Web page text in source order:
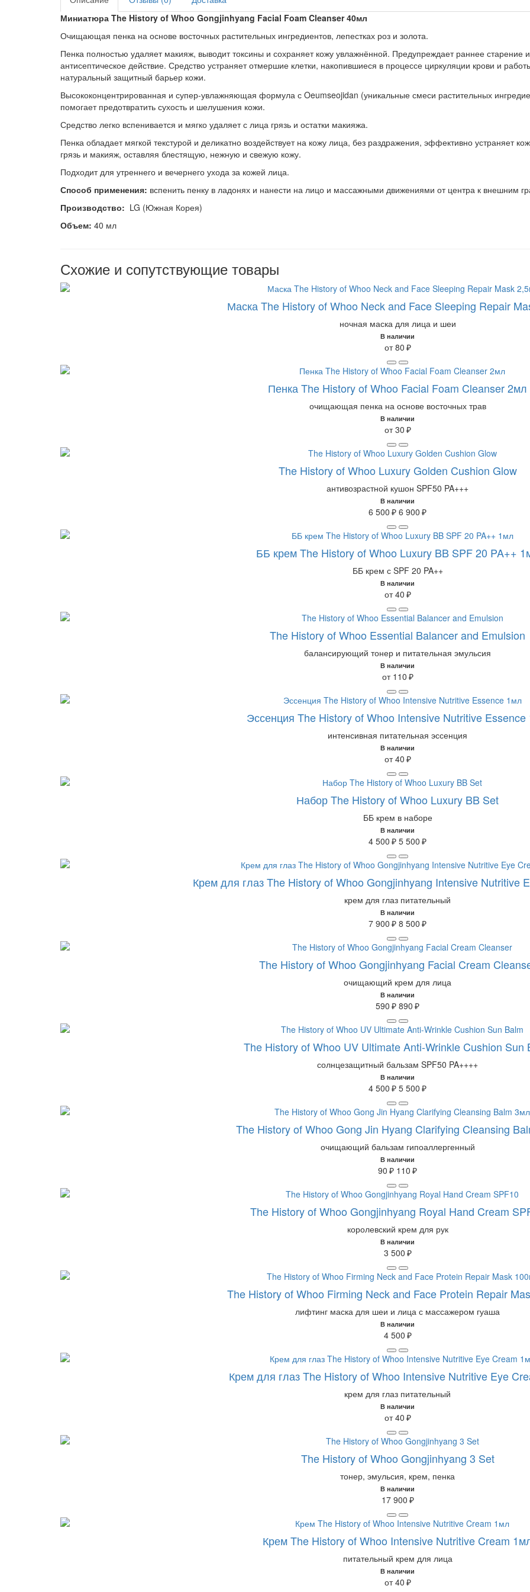
Миниатюра The History of Whoo Gongjinhyang Facial Foam Cleanser 40мл
Очищающая пенка на основе восточных растительных ингредиентов, лепестках роз и золота.
Пенка полностью удаляет макияж, выводит токсины и сохраняет кожу увлажнённой. Предупреждает раннее старение
антисептическое действие. Средство устраняет отмершие клетки, накопившиеся в процессе циркуляции крови и
натуральный защитный барьер кожи.
Высококонцентрированная и супер-увлажняющая формула с Oeumseojidan (уникальные смеси растительных
помогает предотвратить сухость и шелушения кожи.
Средство легко вспенивается и мягко удаляет с лица грязь и остатки макияжа.
Пенка обладает мягкой текстурой и деликатно воздействует на кожу лица, без раздражения, эффективно устраняет
грязь и макияж, оставляя блестящую, нежную и свежую кожу.
Подходит для утреннего и вечернего ухода за кожей лица.
Способ применения: вспенить пенку в ладонях и нанести на лицо и массажными движениями от центра к внешним
Производство: LG (Южная Корея)
Объем: 40 мл
Схожие и сопутствующие товары
Маска The History of Whoo Neck and Face Sleeping Repair
ночная маска для лица и шеи
В наличии
от 80 ₽
Пенка The History of Whoo Facial Foam Cleanser 2мл
очищающая пенка на основе восточных трав
В наличии
от 30 ₽
The History of Whoo Luxury Golden Cushion Glow
антивозрастной кушон SPF50 PA+++
В наличии
6 500 ₽ 6 900 ₽
ББ крем The History of Whoo Luxury BB SPF 20 PA++
ББ крем с SPF 20 PA++
В наличии
от 40 ₽
The History of Whoo Essential Balancer and Emulsion
балансирующий тонер и питательная эмульсия
В наличии
от 110 ₽
Эссенция The History of Whoo Intensive Nutritive Essence
интенсивная питательная эссенция
В наличии
от 40 ₽
Набор The History of Whoo Luxury BB Set
ББ крем в наборе
В наличии
4 500 ₽ 5 500 ₽
Крем для глаз The History of Whoo Gongjinhyang Intensive Nutritive
крем для глаз питательный
В наличии
7 900 ₽ 8 500 ₽
The History of Whoo Gongjinhyang Facial Cream
очищающий крем для лица
В наличии
590 ₽ 890 ₽
The History of Whoo UV Ultimate Anti-Wrinkle Cushion Sun
солнцезащитный бальзам SPF50 PA++++
В наличии
4 500 ₽ 5 500 ₽
The History of Whoo Gong Jin Hyang Clarifying Cleansing
очищающий бальзам гипоаллергенный
В наличии
90 ₽ 110 ₽
The History of Whoo Gongjinhyang Royal Hand Cream
королевский крем для рук
В наличии
3 500 ₽
The History of Whoo Firming Neck and Face Protein Repair
лифтинг маска для шеи и лица с массажером гуаша
В наличии
4 500 ₽
Крем для глаз The History of Whoo Intensive Nutritive Eye
крем для глаз питательный
В наличии
от 40 ₽
The History of Whoo Gongjinhyang 3 Set
тонер, эмульсия, крем, пенка
В наличии
17 900 ₽
Крем The History of Whoo Intensive Nutritive Cream
питательный крем для лица
В наличии
от 40 ₽